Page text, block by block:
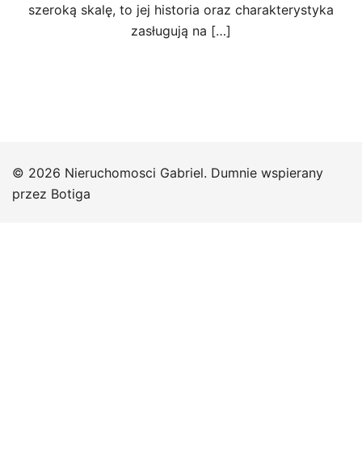
szeroką skalę, to jej historia oraz charakterystyka
zasługują na […]
© 2026 Nieruchomosci Gabriel. Dumnie wspierany
przez Botiga